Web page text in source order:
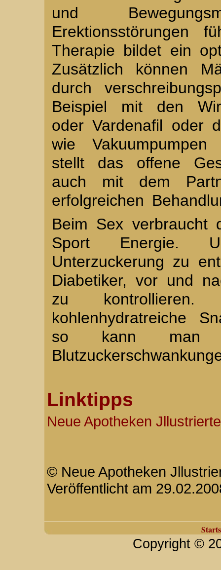
und
Erektionsstörungen
Therapie bildet ein
Zusätzlich können
durch
Beispiel mit den
oder Vardenafil oder
wie
stellt das offene
auch mit dem
erfolgreichen
Beim Sex verbraucht
Sport Energie.
Unterzuckerung zu
Diabetiker, vor und
zu
kohlenhydratreiche
so kann man
Linktipps
Neue Apotheken Jllustrierte
© Neue Apotheken
Veröffentlicht am
Copyright ©